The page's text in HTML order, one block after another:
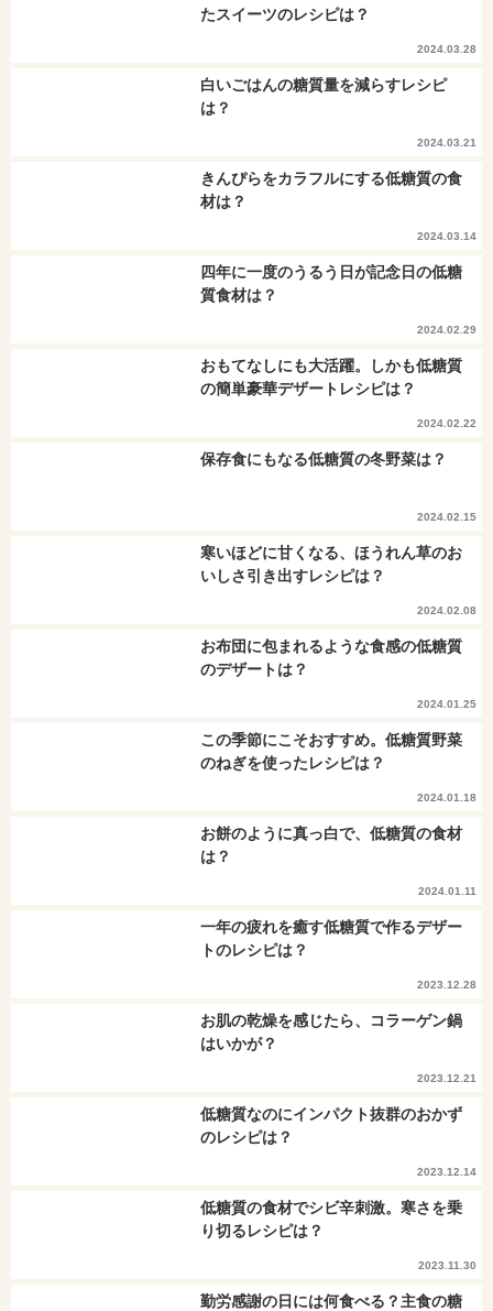
たスイーツのレシピは？
2024.03.28
白いごはんの糖質量を減らすレシピ
は？
2024.03.21
きんぴらをカラフルにする低糖質の食
材は？
2024.03.14
四年に一度のうるう日が記念日の低糖
質食材は？
2024.02.29
おもてなしにも大活躍。しかも低糖質
の簡単豪華デザートレシピは？
2024.02.22
保存食にもなる低糖質の冬野菜は？
2024.02.15
寒いほどに甘くなる、ほうれん草のお
いしさ引き出すレシピは？
2024.02.08
お布団に包まれるような食感の低糖質
のデザートは？
2024.01.25
この季節にこそおすすめ。低糖質野菜
のねぎを使ったレシピは？
2024.01.18
お餅のように真っ白で、低糖質の食材
は？
2024.01.11
一年の疲れを癒す低糖質で作るデザー
トのレシピは？
2023.12.28
お肌の乾燥を感じたら、コラーゲン鍋
はいかが？
2023.12.21
低糖質なのにインパクト抜群のおかず
のレシピは？
2023.12.14
低糖質の食材でシビ辛刺激。寒さを乗
り切るレシピは？
2023.11.30
勤労感謝の日には何食べる？主食の糖